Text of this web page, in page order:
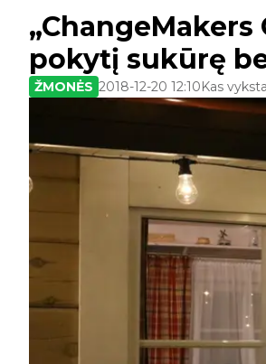
pokytį sukūrę
ŽMONĖS 2018-12-20 12:10Kas